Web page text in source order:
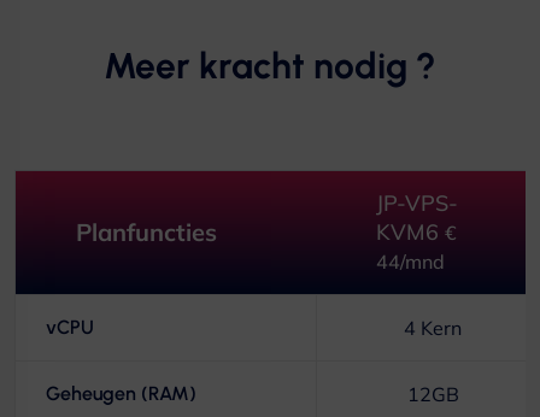
Meer kracht nodig ?
Planfuncties
JP-VPS-
KVM6 €
44/mnd
vCPU 4 Kern
Geheugen (RAM) 12GB